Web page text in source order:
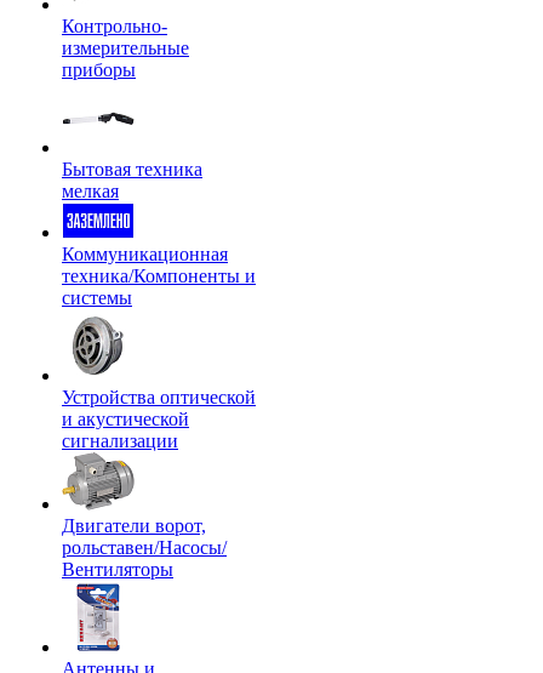
Контрольно-
измерительные
приборы
Бытовая техника
мелкая
Коммуникационная
техника/Компоненты и
системы
Устройства оптической
и акустической
сигнализации
Двигатели ворот,
рольставен/Насосы/
Вентиляторы
Антенны и